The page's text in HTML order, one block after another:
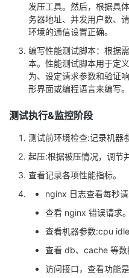
发压工具。然后，根据具
务器地址、并发用户数、
环境的通信设置正确。
编写性能测试脚本：根据
本。性能测试脚本用于定
为、设定请求参数和验证
形界面或编程语言来编写。
测试执行&监控阶段
测试前环境检查:记录机器
起压:根据被压情况，调节
查看记录各项性能指标。
nginx 日志查看每秒请
查看 nginx 错误请求。
查看机器参数:cpu idle
查看 db、cache 等数
访问接口，查看功能是